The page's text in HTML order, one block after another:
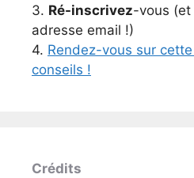
3. Ré-inscrivez-vous
adresse email !)
4. Rendez-vous sur
conseils !
Crédits